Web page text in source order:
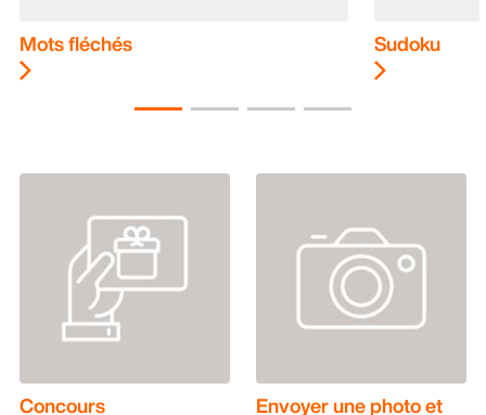
Mots fléchés Sudoku
Concours Envoyer une photo et